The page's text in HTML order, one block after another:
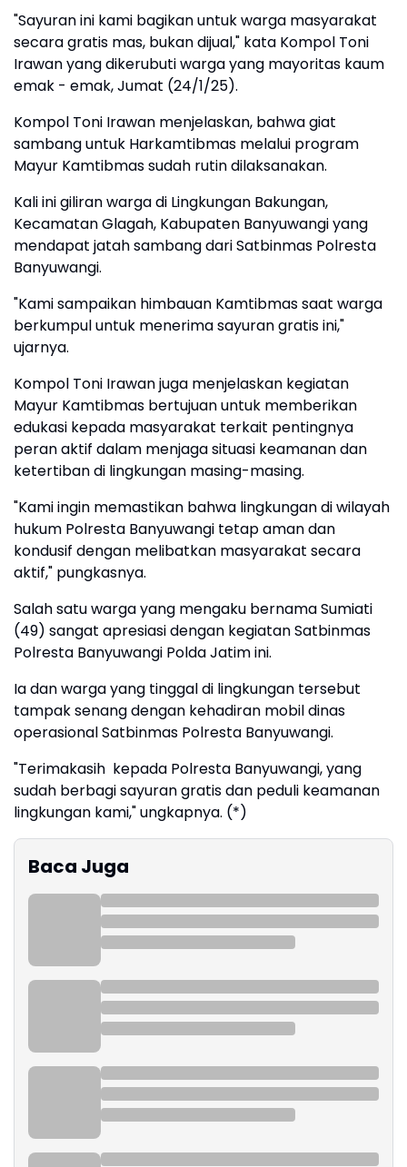
"Sayuran ini kami bagikan untuk warga masyarakat
secara gratis mas, bukan dijual," kata Kompol Toni
Irawan yang dikerubuti warga yang mayoritas kaum
emak - emak, Jumat (24/1/25).
Kompol Toni Irawan menjelaskan, bahwa giat
sambang untuk Harkamtibmas melalui program
Mayur Kamtibmas sudah rutin dilaksanakan.
Kali ini giliran warga di Lingkungan Bakungan,
Kecamatan Glagah, Kabupaten Banyuwangi yang
mendapat jatah sambang dari Satbinmas Polresta
Banyuwangi.
"Kami sampaikan himbauan Kamtibmas saat warga
berkumpul untuk menerima sayuran gratis ini,"
ujarnya.
Kompol Toni Irawan juga menjelaskan kegiatan
Mayur Kamtibmas bertujuan untuk memberikan
edukasi kepada masyarakat terkait pentingnya
peran aktif dalam menjaga situasi keamanan dan
ketertiban di lingkungan masing-masing.
"Kami ingin memastikan bahwa lingkungan di wilayah
hukum Polresta Banyuwangi tetap aman dan
kondusif dengan melibatkan masyarakat secara
aktif," pungkasnya.
Salah satu warga yang mengaku bernama Sumiati
(49) sangat apresiasi dengan kegiatan Satbinmas
Polresta Banyuwangi Polda Jatim ini.
Ia dan warga yang tinggal di lingkungan tersebut
tampak senang dengan kehadiran mobil dinas
operasional Satbinmas Polresta Banyuwangi.
"Terimakasih kepada Polresta Banyuwangi, yang
sudah berbagi sayuran gratis dan peduli keamanan
lingkungan kami," ungkapnya. (*)
Baca Juga